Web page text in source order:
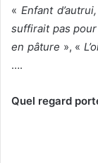
«Enfant
suffirait pas
en pâture », «
….
Quel regard